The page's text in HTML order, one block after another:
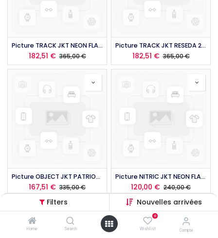
Filters Nouvelles arrivées
Home Search
0
Wishlist Compte
Picture TRACK JKT NEON FLARE 2026
182,51 € 365,00€
Picture TRACK JKT RESEDA 2026
182,51 € 365,00€
Picture OBJECT JKT PATRIOT BLUE 2026
167,51 € 335,00€
Picture NITRIC JKT NEON FLARE 2026
120,00 € 240,00€